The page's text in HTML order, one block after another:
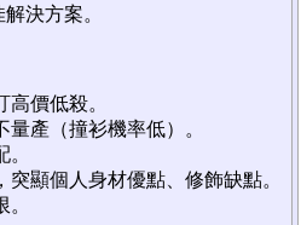
決方案。
價低殺。
產（撞衫機率低）。
顯個人身材優點、修飾缺點。